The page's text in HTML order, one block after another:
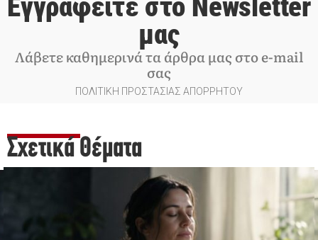
Εγγραφείτε στο Newsletter
μας
Λάβετε καθημερινά τα άρθρα μας στο e-mail
σας
ΠΟΛΙΤΙΚΗ ΠΡΟΣΤΑΣΙΑΣ ΑΠΟΡΡΗΤΟΥ
Σχετικά Θέματα